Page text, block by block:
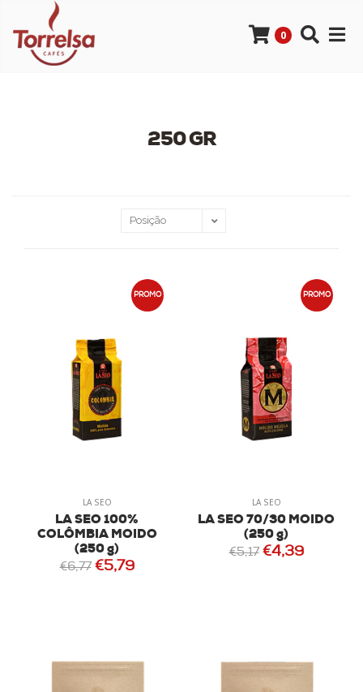
0
250 GR
PROMO
LA SEO
LA SEO 100%
COLÔMBIA MOIDO
(250 g)
€6,77 €5,79
PROMO
LA SEO
LA SEO 70/30 MOIDO
(250 g)
€5,17 €4,39